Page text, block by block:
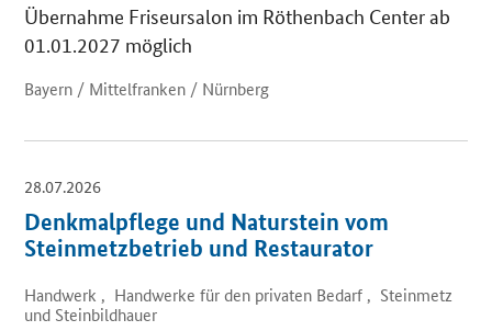
Übernahme Friseursalon im Röthenbach Center ab
01.01.2027 möglich
Bayern / Mittelfranken / Nürnberg
28.07.2026
Denkmalpflege und Naturstein vom
Steinmetzbetrieb und Restaurator
Handwerk , Handwerke für den privaten Bedarf , Steinmetz
und Steinbildhauer